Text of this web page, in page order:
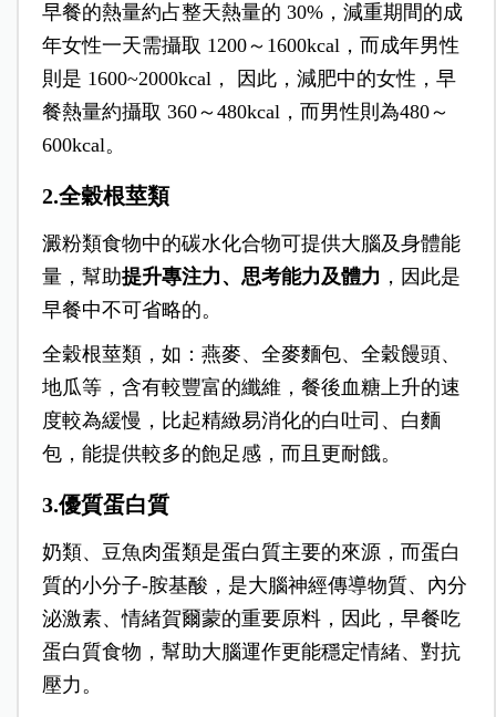
早餐的熱量約占整天熱量的 30%，減重期間的成
年女性一天需攝取 1200～1600kcal，而成年男性
則是 1600~2000kcal， 因此，減肥中的女性，早
餐熱量約攝取 360～ 480kcal，而男性則為480～
600kcal。
2.全穀根莖類
澱粉類食物中的碳水化合物可提供大腦及身體能
量，幫助提升專注力、思考能力及體力 ，因此是
早餐中不可省略的。
全穀根莖類，如：燕麥、全麥麵包、全穀饅頭、
地瓜等，含有較豐富的纖維，餐後血糖上升的速
度較為緩慢，比起精緻易消化的白吐司、白麵
包，能提供較多的飽足感，而且更耐餓。
3.優質蛋白質
奶類、豆魚肉蛋類是蛋白質主要的來源，而蛋白
質的小分子-胺基酸，是大腦神經傳導物質、內分
泌激素、情緒賀爾蒙的重要原料，因此，早餐吃
蛋白質食物，幫助大腦運作更能穩定情緒、對抗
壓力。